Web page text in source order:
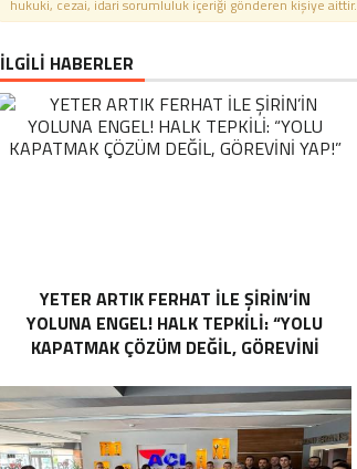
hukuki, cezai, idari sorumluluk içeriği gönderen kişiye aittir.
İLGİLİ HABERLER
YETER ARTIK FERHAT İLE ŞİRİN’İN
YOLUNA ENGEL! HALK TEPKİLİ: “YOLU
KAPATMAK ÇÖZÜM DEĞİL, GÖREVİNİ